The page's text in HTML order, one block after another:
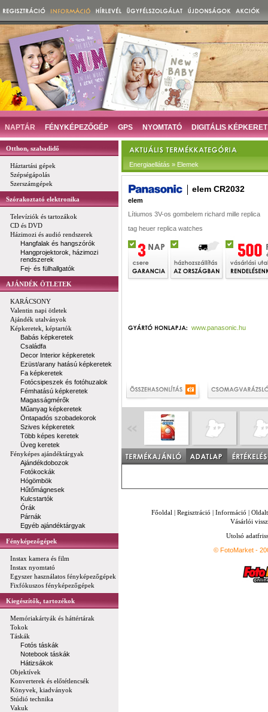
NAPTÁR FÉNYKÉPEZŐGÉP GPS NYOMTATÓ DIGITÁLIS KÉPKERET
Otthon, szabadidő
Háztartási gépek
Szépségápolás
Szerszámgépek
Szórakoztató elektronika
Televíziók és tartozákok
CD és DVD
Házimozi és audió rendszerek
Hangfalak és hangszórók
Hangprojektorok, házimozi
rendszerek
Fej- és fülhallgatók
AJÁNDÉK ÖTLETEK
KARÁCSONY
Valentin napi ötletek
Ajándék utalványok
Képkeretek, képtartók
Babás képkeretek
Családfa
Decor Interior képkeretek
Ezüst/arany hatású képkeretek
Fa képkeretek
Fotócsipeszek és fotóhuzalok
Fémhatású képkeretek
Magasságmérők
Műanyag képkeretek
Öntapadós szobadekorok
Szives képkeretek
Több képes keretek
Üveg keretek
Fényképes ajándéktárgyak
Ajándékdobozok
Fotókockák
Hógömbök
Hűtőmágnesek
Kulcstartók
Órák
Párnák
Egyéb ajándéktárgyak
Fényképezőgépek
Instax kamera és film
Instax nyomtató
Egyszer használatos fényképezőgépek
Fixfókuszos fényképezőgépek
Kiegészítők, tartozékok
Memóriakártyák és háttértárak
Tokok
Táskák
Fotós táskák
Notebook táskák
Hátizsákok
Objektívek
Konverterek és előtétlencsék
Könyvek, kiadványok
Stúdió technika
Vakuk
Energiaellátás » Elemek
elem CR2032
elem
Lítiumos 3V-os gombelem richard mille replica
tag heuer replica watches
www.panasonic.hu
Főoldal | Regisztráció | Információ |
Vásárlói
Utolsó
© FotoMarket -